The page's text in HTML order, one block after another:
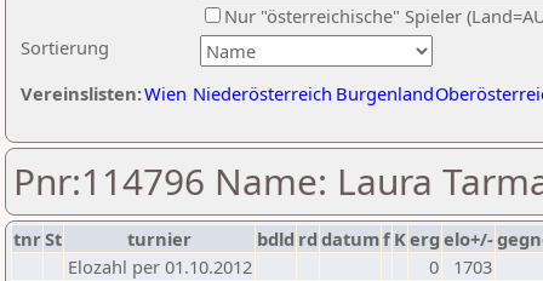
Sortierung
Nur "österreichische" Spieler
Vereinslisten:Wien Niederösterreich Burgenland
Pnr:114796 Name: Laura
tnrSt turnier bdld rd datumf Kerg elo+/-
Elozahl per 01.10.2012
0
1703